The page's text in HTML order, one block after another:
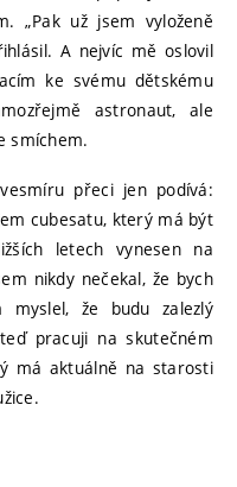
„Pak už jsem vyloženě
A nejvíc mě oslovil
ke svému dětskému
astronaut, ale
smíchem.
přeci jen podívá:
cubesatu, který má být
letech vynesen na
nikdy nečekal, že bych
myslel, že budu zalezlý
pracuji na skutečném
má aktuálně na starosti